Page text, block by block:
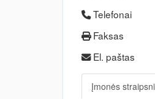
Telefonai
Faksas
El. paštas
Įmonės